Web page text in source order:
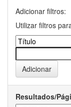
Adicionar filtros:
Utilizar filtros
Resultados/